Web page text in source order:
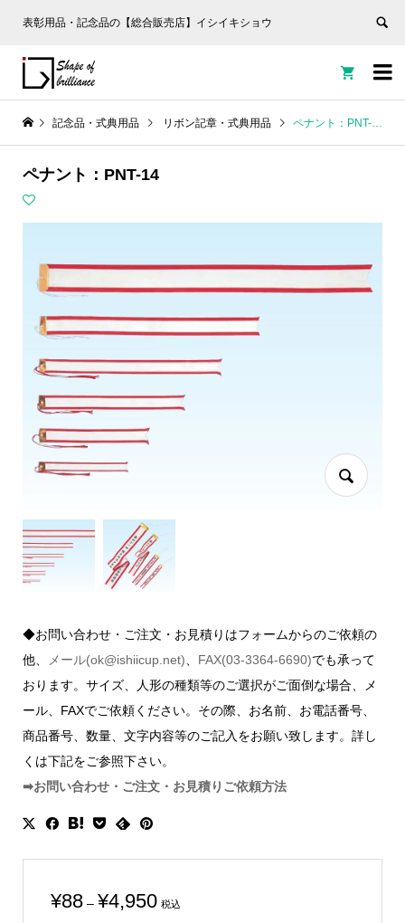
表彰用品・記念品の【総合販売店】イシイキショウ


記念品・式典用品 リボン記章・式典用品 ペナント：PNT-14
ペナント：PNT-14
◆お問い合わせ・ご注文・お見積りはフォームからのご依頼の
他、
メール(ok@ishiicup.net) FAX(03-3364-6690)でも承って
おります。サイズ、人形の種類等のご選択がご面倒な場合、メ
ール、FAXでご依頼ください。その際、お名前、お電話番号、
商品番号、数量、文字内容等のご記入をお願い致します。詳し
くは下記をご参照下さい。
➡お問い合わせ・ご注文・お見積りご依頼方法
¥88 – ¥4,950価
税込